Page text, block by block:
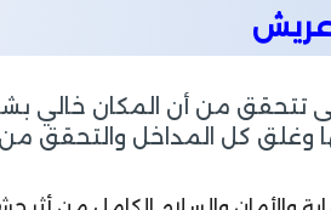
عريش
تتحقق من أن المكان خالي
وغلق كل المداخل والتحقق